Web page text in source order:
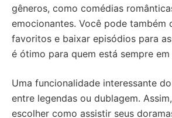
gêneros, como comédias
emocionantes. Você pode também
favoritos e baixar episódios para
é ótimo para quem está sempre
Uma funcionalidade interessante
entre legendas ou dublagem.
escolher como assistir seus